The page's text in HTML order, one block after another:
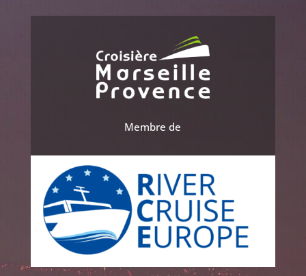
Membre de